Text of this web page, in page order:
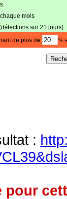
mois
sur 21 jours)
de plus de %
:
pour